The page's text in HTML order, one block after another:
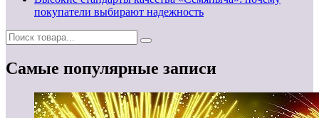
покупатели выбирают надежность
Самые популярные записи